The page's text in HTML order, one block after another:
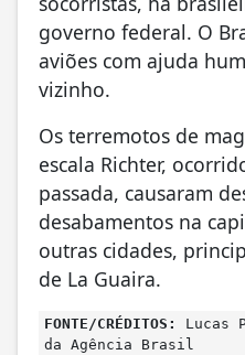
governo federal. O
aviões com ajuda
vizinho.
Os terremotos de
escala Richter,
passada, causaram
desabamentos na
outras cidades,
de La Guaira.
FONTE/CRÉDITOS:
Lucas
da Agência Brasil